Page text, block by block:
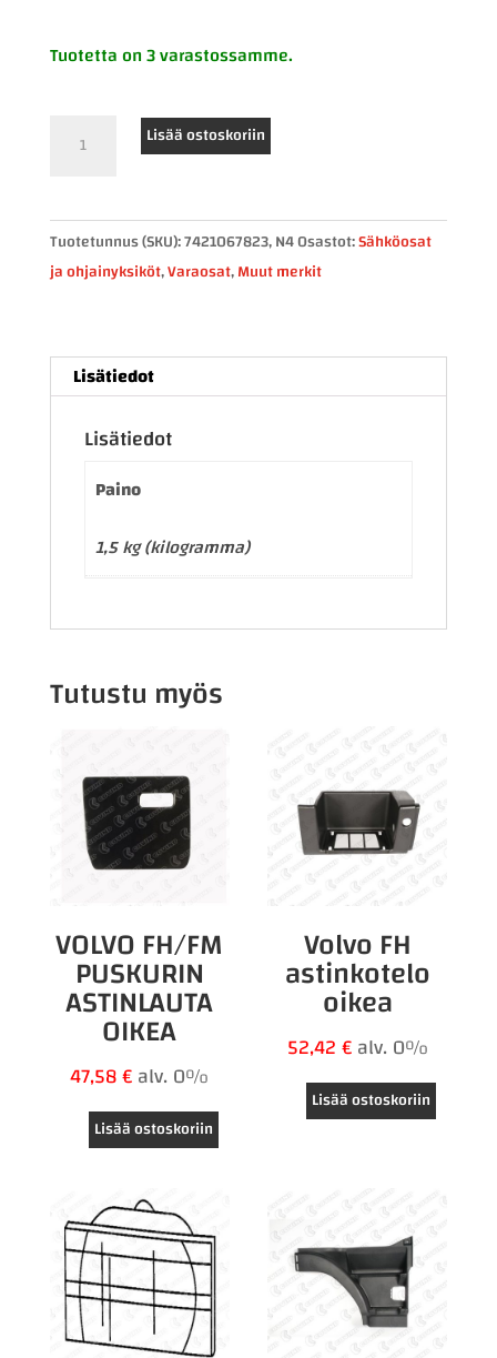
Tuotetta on 3 varastossamme.
VECU
määrä
Lisää ostoskoriin
Tuotetunnus (SKU):7421067823, N4Osastot:Sähköosat
ja ohjainyksiköt,Varaosat,Muut merkit
Lisätiedot
Lisätiedot
Paino
1,5 kg (kilogramma)
Tutustu myös
VOLVO FH/FM
PUSKURIN
ASTINLAUTA
OIKEA
47,58€alv. 0%
Lisää ostoskoriin
Volvo FH
astinkotelo
oikea
52,42€alv. 0%
Lisää ostoskoriin